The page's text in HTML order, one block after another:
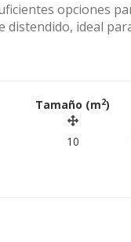
opciones
ideal
Tamaño (m2)
10